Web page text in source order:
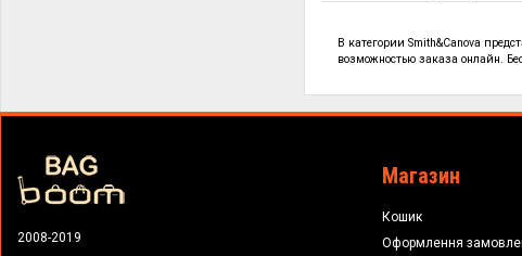
В категорииSmith&Canova
возможностью заказа онлайн.
2008-2019
Магазин
Кошик
Оформлення